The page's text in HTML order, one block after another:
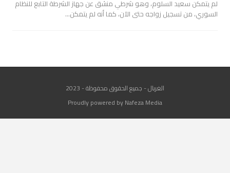
لم يتمكن سعيد السلوم، وهو شرطي منشق عن جهاز الشرطة التابع للنظام
السوري، من تسجيل زواجه حتى الآن، كما أنه لم يتمكن…
الغربال - جميع الحقوق محفوظة - 2023
Proudly powered by Nafeza Media